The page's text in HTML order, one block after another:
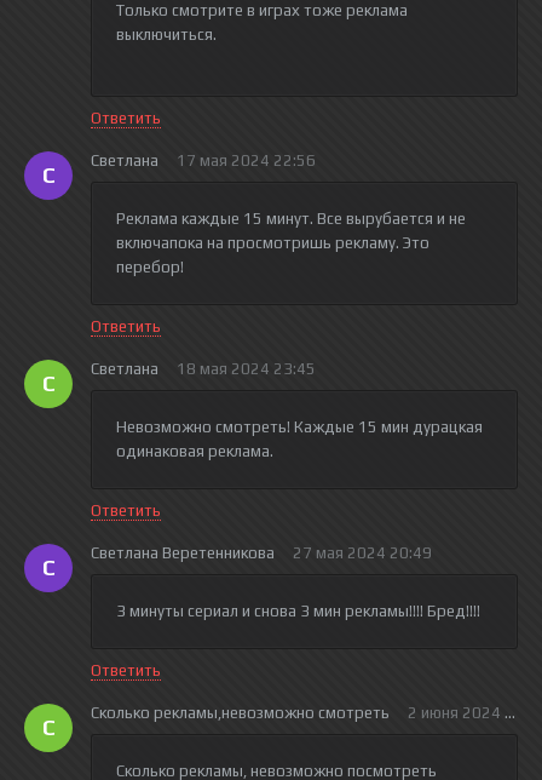
Только смотрите в играх тоже реклама
выключиться.
Ответить
С
Светлана 17 мая 2024 22:56
Реклама каждые 15 минут. Все вырубается и не
включапока на просмотришь рекламу. Это
перебор!
Ответить
С
Светлана 18 мая 2024 23:45
Невозможно смотреть! Каждые 15 мин дурацкая
одинаковая реклама.
Ответить
С
Светлана Веретенникова 27 мая 2024 20:49
3 минуты сериал и снова 3 мин рекламы!!!! Бред!!!!
Ответить
С
Сколько рекламы,невозможно смотреть 2 июня 2024
Сколько рекламы, невозможно посмотреть